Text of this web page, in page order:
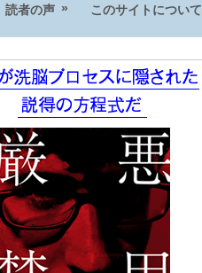
読者の声 » このサイトについて